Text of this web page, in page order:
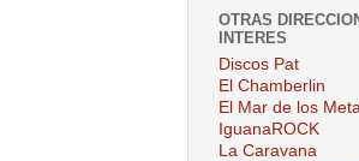
OTRAS
INTERES
Discos Pat
El Chamberlin
El Mar de los
IguanaROCK
La Caravana